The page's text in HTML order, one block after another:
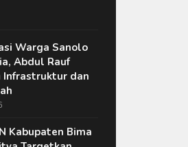
Warga Sanolo
Abdul Rauf
Infrastruktur dan
Kabupaten Bima